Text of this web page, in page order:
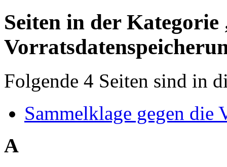
Seiten in der Kategorie
Folgende 4 Seiten sind in
Sammelklage gegen die
A